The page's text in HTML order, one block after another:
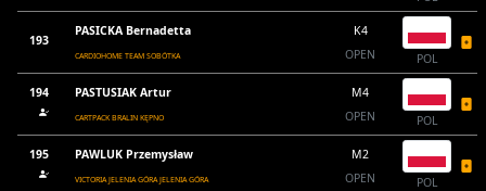
193
PASICKA Bernadetta
CARDIOHOME TEAM SOBÓTKA
K4
OPEN
POL
194 PASTUSIAK Artur
CARTPACK BRALIN KĘPNO
M4
OPEN
POL
195 PAWLUK Przemysław
VICTORIA JELENIA GÓRA JELENIA GÓRA
M2
OPEN
POL